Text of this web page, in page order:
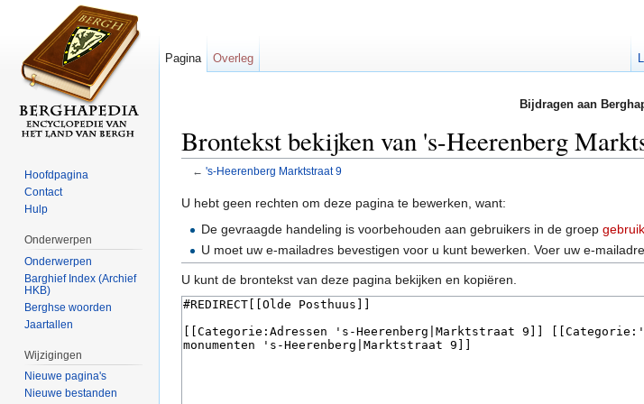
Bijdragen aan
Brontekst bekijken van 's-Heerenberg
← 's-Heerenberg Marktstraat 9
U hebt geen rechten om deze pagina te bewerken, want:
De gevraagde handeling is voorbehouden aan gebruikers in de groep
U moet uw e-mailadres bevestigen voor u kunt bewerken. Voer uw e-
U kunt de brontekst van deze pagina bekijken en kopiëren.
Pagina Overleg
Hoofdpagina
Contact
Hulp
Onderwerpen
Onderwerpen
Barghief Index (Archief
HKB)
Berghse woorden
Jaartallen
Wijzigingen
Nieuwe pagina's
Nieuwe bestanden